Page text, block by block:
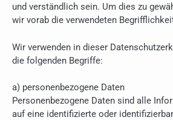
und verständlich sein. Um dies zu
wir vorab die verwendeten
Wir verwenden in dieser
die folgenden Begriffe:
a) personenbezogene Daten
Personenbezogene Daten sind alle
auf eine identifizierte oder